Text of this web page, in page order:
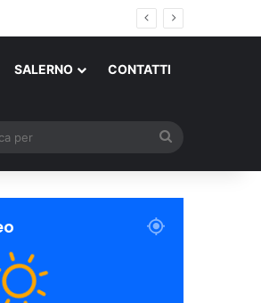
SALERNO CONTATTI
caso
aspetto
per